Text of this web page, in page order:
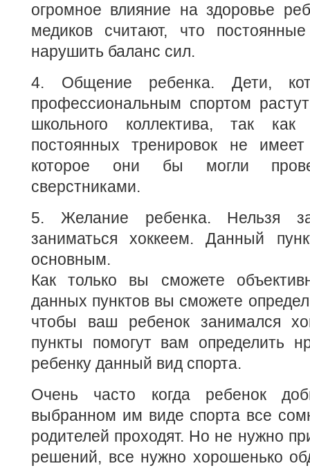
огромное влияние на здоровье
медиков считают, что
нарушить баланс сил.
4. Общение ребенка. Дети,
профессиональным спортом
школьного коллектива, так
постоянных тренировок не
которое они бы могли
сверстниками.
5. Желание ребенка. Нельзя
заниматься хоккеем. Данный
основным.
Как только вы сможете
данных пунктов вы сможете
чтобы ваш ребенок занимался
пункты помогут вам определить
ребенку данный вид спорта.
Очень часто когда ребенок
выбранном им виде спорта все
родителей проходят. Но не нужно
решений, все нужно хорошенько